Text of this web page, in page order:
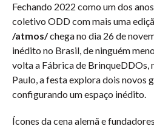
Fechando 2022 como um dos
coletivo ODD com mais uma
/atmos/chega no dia 26 de
inédito no Brasil, de ninguém
volta a Fábrica de BrinqueDDOs,
Paulo, a festa explora dois novos
configurando um espaço inédito.
Ícones da cena alemã e